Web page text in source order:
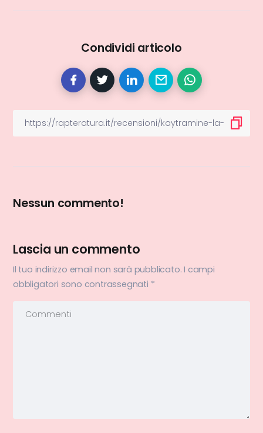
Condividi articolo
Nessun commento!
Lascia un commento
Il tuo indirizzo email non sarà pubblicato. I campi
obbligatori sono contrassegnati *